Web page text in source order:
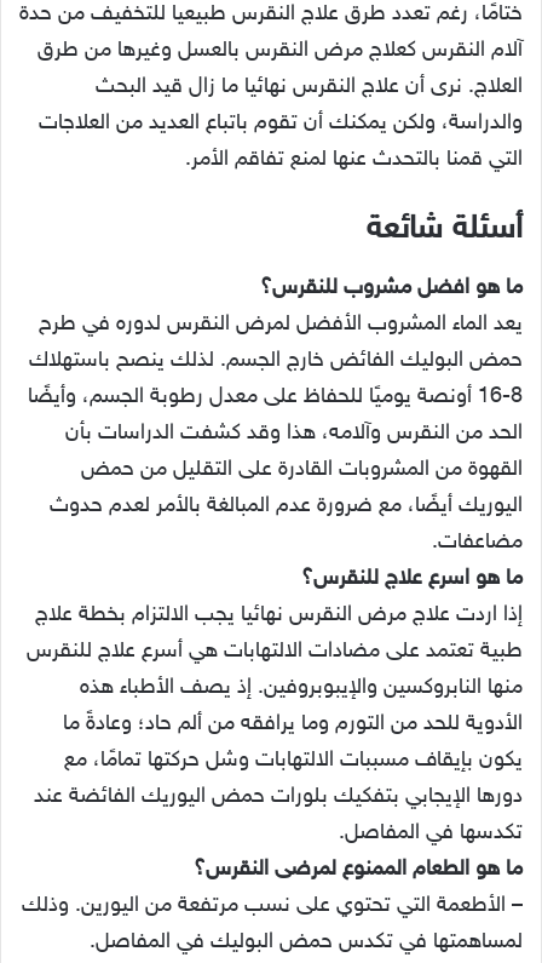
ختامًا، رغم تعدد طرق علاج النقرس طبيعيا للتخفيف من حدة
آلام النقرس كعلاج مرض النقرس بالعسل وغيرها من طرق
العلاج. نرى أن علاج النقرس نهائيا ما زال قيد البحث
والدراسة، ولكن يمكنك أن تقوم باتباع العديد من العلاجات
التي قمنا بالتحدث عنها لمنع تفاقم الأمر.
أسئلة شائعة
ما هو افضل مشروب للنقرس؟
يعد الماء المشروب الأفضل لمرض النقرس لدوره في طرح
حمض البوليك الفائض خارج الجسم. لذلك ينصح باستهلاك
8-16 أونصة يوميًا للحفاظ على معدل رطوبة الجسم، وأيضًا
الحد من النقرس وآلامه، هذا وقد كشفت الدراسات بأن
القهوة من المشروبات القادرة على التقليل من حمض
اليوريك أيضًا، مع ضرورة عدم المبالغة بالأمر لعدم حدوث
مضاعفات.
ما هو اسرع علاج للنقرس؟
إذا اردت علاج مرض النقرس نهائيا يجب الالتزام بخطة علاج
طبية تعتمد على مضادات الالتهابات هي أسرع علاج للنقرس
منها النابروكسين والإيبوبروفين. إذ يصف الأطباء هذه
الأدوية للحد من التورم وما يرافقه من ألم حاد؛ وعادةً ما
يكون بإيقاف مسببات الالتهابات وشل حركتها تمامًا، مع
دورها الإيجابي بتفكيك بلورات حمض اليوريك الفائضة عند
تكدسها في المفاصل.
ما هو الطعام الممنوع لمرضى النقرس؟
– الأطعمة التي تحتوي على نسب مرتفعة من اليورين. وذلك
لمساهمتها في تكدس حمض البوليك في المفاصل.